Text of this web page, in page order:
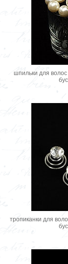
шпильки для
тропиканки для